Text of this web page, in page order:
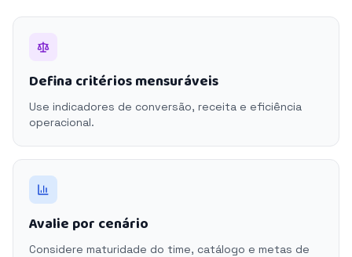
Defina critérios mensuráveis
Use indicadores de conversão, receita e eficiência
operacional.
Avalie por cenário
Considere maturidade do time, catálogo e metas de